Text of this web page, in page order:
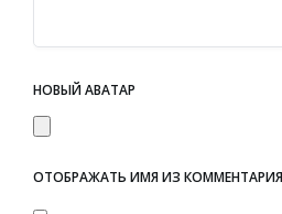
НОВЫЙ АВАТАР
ОТОБРАЖАТЬ ИМЯ ИЗ КОММЕНТАРИЯ